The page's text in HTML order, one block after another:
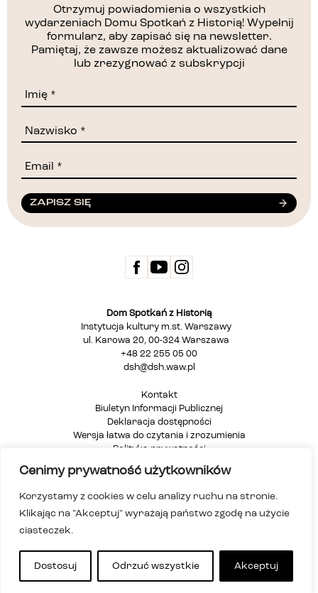
Cenimy prywatność użytkowników
Korzystamy z cookies w celu analizy ruchu na stronie.
Klikając na "Akceptuj" wyrażają państwo zgodę na użycie
ciasteczek.
Dostosuj Odrzuć wszystkie Akceptuj
Otrzymuj powiadomienia o wszystkich
wydarzeniach Domu Spotkań z Historią! Wypełnij
formularz, aby zapisać się na newsletter.
Pamiętaj, że zawsze możesz aktualizować dane
lub zrezygnować z subskrypcji
ZAPISZ SIĘ
Dom Spotkań z Historią
Instytucja kultury m.st. Warszawy
ul. Karowa 20, 00-324 Warszawa
+48 22 255 05 00
dsh@dsh.waw.pl
Kontakt
Biuletyn Informacji Publicznej
Deklaracja dostępności
Wersja łatwa do czytania i zrozumienia
Polityka prywatności
Mapa strony